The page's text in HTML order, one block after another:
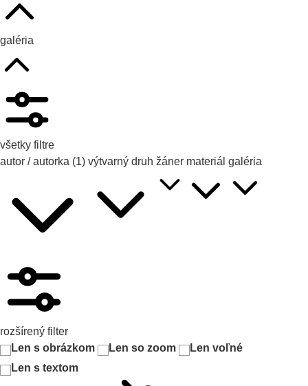
galéria
všetky filtre
autor / autorka (1) výtvarný druh žáner materiál galéria
rozšírený filter
Len s obrázkom
Len so zoom
Len voľné
Len s textom